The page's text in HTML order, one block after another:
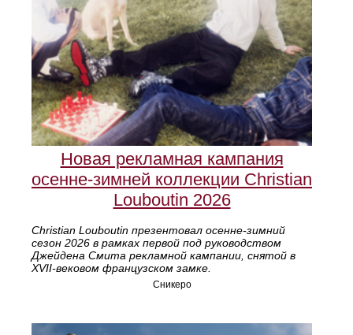
Новая рекламная кампания
осенне‑зимней коллекции Christian
Louboutin 2026
Christian Louboutin презентовал осенне‑зимний
сезон 2026 в рамках первой под руководством
Джейдена Смита рекламной кампании, снятой в
XVII‑вековом французском замке.
Сникеро